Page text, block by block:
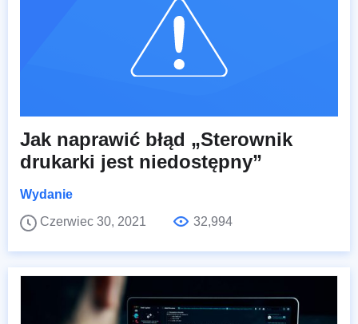
Jak naprawić błąd „Sterownik
drukarki jest niedostępny”
Wydanie
Czerwiec 30, 2021
32,994